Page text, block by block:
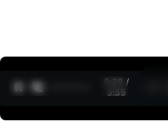
0:30 /
3:35